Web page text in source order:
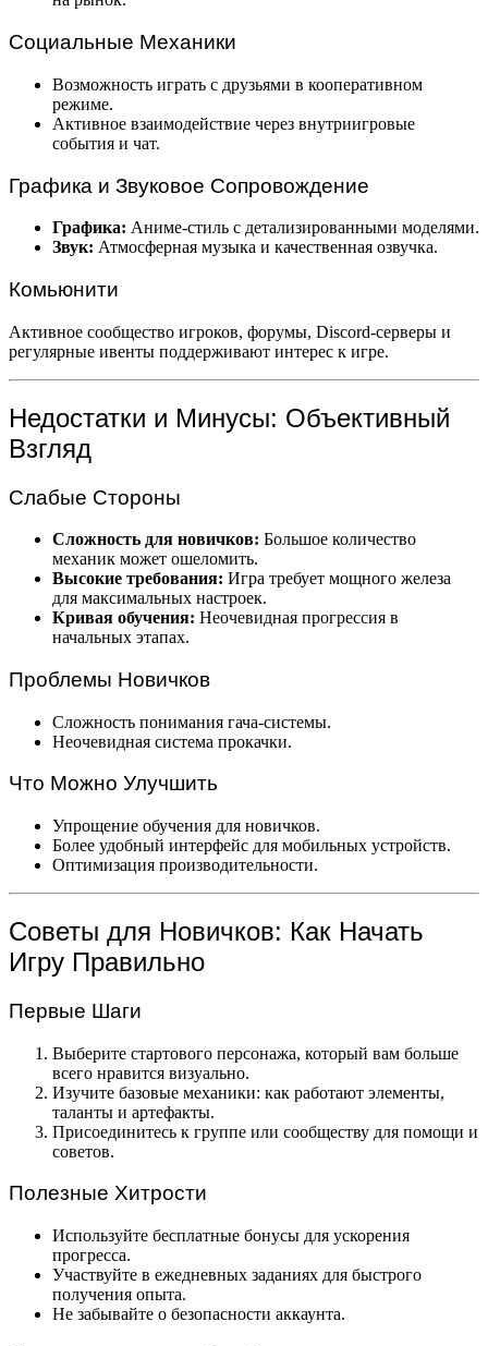
Социальные Механики
Возможность играть с друзьями в кооперативном
режиме.
Активное взаимодействие через внутриигровые
события и чат.
Графика и Звуковое Сопровождение
Графика: Аниме-стиль с детализированными моделями.
Звук: Атмосферная музыка и качественная озвучка.
Комьюнити
Активное сообщество игроков, форумы, Discord-серверы и
регулярные ивенты поддерживают интерес к игре.
Недостатки и Минусы: Объективный
Взгляд
Слабые Стороны
Сложность для новичков: Большое количество
механик может ошеломить.
Высокие требования: Игра требует мощного железа
для максимальных настроек.
Кривая обучения: Неочевидная прогрессия в
начальных этапах.
Проблемы Новичков
Сложность понимания гача-системы.
Неочевидная система прокачки.
Что Можно Улучшить
Упрощение обучения для новичков.
Более удобный интерфейс для мобильных устройств.
Оптимизация производительности.
Советы для Новичков: Как Начать
Игру Правильно
Первые Шаги
Выберите стартового персонажа, который вам больше
всего нравится визуально.
Изучите базовые механики: как работают элементы,
таланты и артефакты.
Присоединитесь к группе или сообществу для помощи и
советов.
Полезные Хитрости
Используйте бесплатные бонусы для ускорения
прогресса.
Участвуйте в ежедневных заданиях для быстрого
получения опыта.
Не забывайте о безопасности аккаунта.